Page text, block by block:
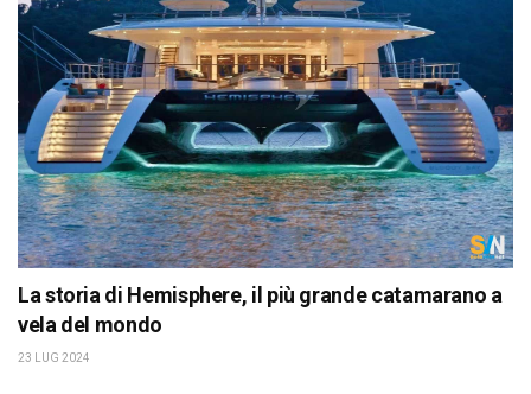
La storia di Hemisphere, il più grande catamarano a
vela del mondo
23 LUG 2024